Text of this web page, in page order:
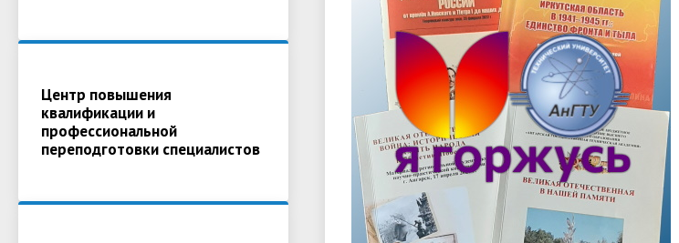
Центр повышения
квалификации и
профессиональной
переподготовки специалистов